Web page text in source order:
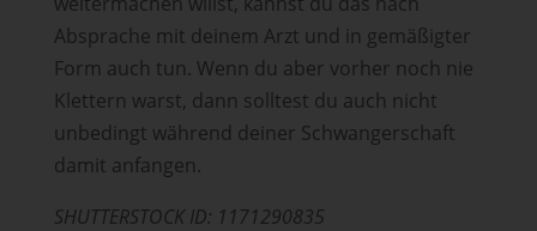
Absprache mit deinem Arzt und in gemäßigter
Form auch tun. Wenn du aber vorher noch nie
Klettern warst, dann solltest du auch nicht
unbedingt während deiner Schwangerschaft
damit anfangen.
SHUTTERSTOCK ID: 1171290835